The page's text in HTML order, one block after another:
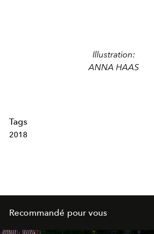
Illustration:
ANNA HAAS
Tags
2018
Recommandé pour vous